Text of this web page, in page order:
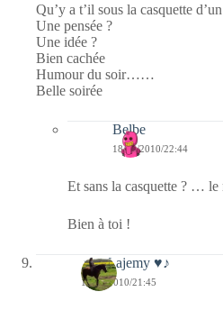
Qu’y a t’il sous la casquette
Une pensée ?
Une idée ?
Bien cachée
Humour du soir……
Belle soirée
Belbe
18/04/2010/22:44
Et sans la casquette ? … le
Bien à toi !
☼♥ Lajemy ♥♪
18/04/2010/21:45